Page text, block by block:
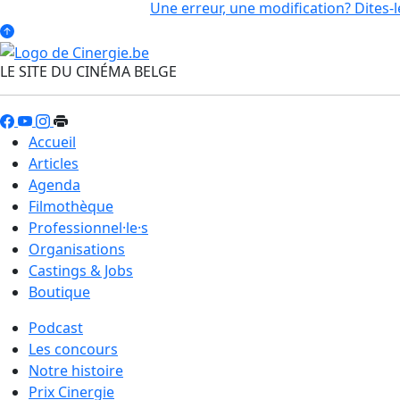
Une erreur, une modification? Dites-
LE SITE DU CINÉMA BELGE
Accueil
Articles
Agenda
Filmothèque
Professionnel·le·s
Organisations
Castings & Jobs
Boutique
Podcast
Les concours
Notre histoire
Prix Cinergie